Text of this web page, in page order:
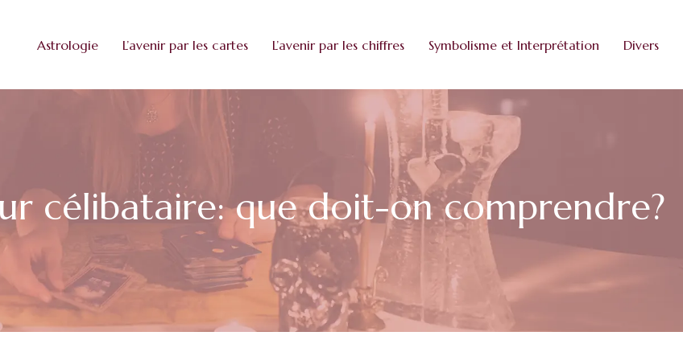
Astrologie L’avenir par les cartes L’avenir par les chiffres Symbolisme et Interprétation Divers
célibataire: que doit-on comprendre?